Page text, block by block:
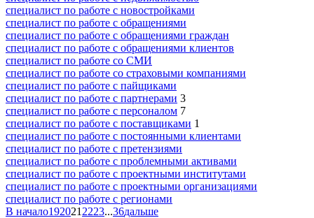
специалист по работе с новостройками
специалист по работе с обращениями
специалист по работе с обращениями граждан
специалист по работе с обращениями клиентов
специалист по работе со СМИ
специалист по работе со страховыми компаниями
специалист по работе с пайщиками
специалист по работе с партнерами 3
специалист по работе с персоналом 7
специалист по работе с поставщиками 1
специалист по работе с постоянными клиентами
специалист по работе с претензиями
специалист по работе с проблемными активами
специалист по работе с проектными институтами
специалист по работе с проектными организациями
специалист по работе с регионами
В начало192021 2223...36дальше